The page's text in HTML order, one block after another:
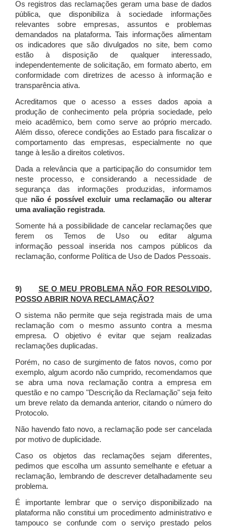
Os registros das reclamações geram uma base de dados
pública, que disponibiliza à sociedade informações
relevantes sobre empresas, assuntos e problemas
demandados na plataforma. Tais informações alimentam
os indicadores que são divulgados no site, bem como
estão à disposição de qualquer interessado,
independentemente de solicitação, em formato aberto, em
conformidade com diretrizes de acesso à informação e
transparência ativa.
Acreditamos que o acesso a esses dados apoia a
produção de conhecimento pela própria sociedade, pelo
meio acadêmico, bem como serve ao próprio mercado.
Além disso, oferece condições ao Estado para fiscalizar o
comportamento das empresas, especialmente no que
tange à lesão a direitos coletivos.
Dada a relevância que a participação do consumidor tem
neste processo, e considerando a necessidade de
segurança das informações produzidas, informamos
que não é possível excluir uma reclamação ou alterar
uma avaliação registrada.
Somente há a possibilidade de cancelar reclamações que
ferem os Temos de Uso ou editar alguma
informação pessoal inserida nos campos públicos da
reclamação, conforme Política de Uso de Dados Pessoais.
9) SE O MEU PROBLEMA NÃO FOR RESOLVIDO,
POSSO ABRIR NOVA RECLAMAÇÃO?
O sistema não permite que seja registrada mais de uma
reclamação com o mesmo assunto contra a mesma
empresa. O objetivo é evitar que sejam realizadas
reclamações duplicadas.
Porém, no caso de surgimento de fatos novos, como por
exemplo, algum acordo não cumprido, recomendamos que
se abra uma nova reclamação contra a empresa em
questão e no campo "Descrição da Reclamação" seja feito
um breve relato da demanda anterior, citando o número do
Protocolo.
Não havendo fato novo, a reclamação pode ser cancelada
por motivo de duplicidade.
Caso os objetos das reclamações sejam diferentes,
pedimos que escolha um assunto semelhante e efetuar a
reclamação, lembrando de descrever detalhadamente seu
problema.
É importante lembrar que o serviço disponibilizado na
plataforma não constitui um procedimento administrativo e
tampouco se confunde com o serviço prestado pelos